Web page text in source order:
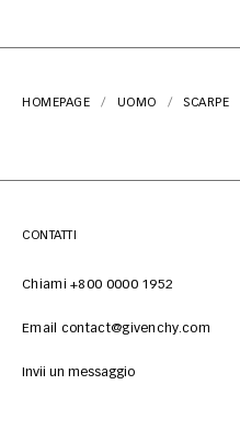
HOMEPAGE UOMO SCARPE
CONTATTI
Chiami +800 0000 1952
Email contact@givenchy.com
Invii un messaggio